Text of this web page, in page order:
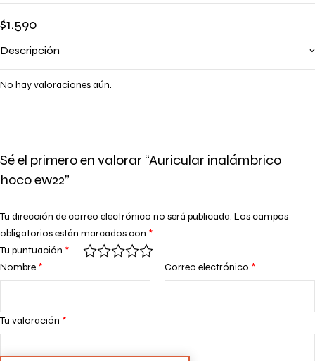
$1.590
Descripción
No hay valoraciones aún.
Sé el primero en valorar “Auricular inalámbrico
hoco ew22”
Tu dirección de correo electrónico no será publicada. Los campos
obligatorios están marcados con *
Tu puntuación *
Tu valoración *
Nombre * Correo electrónico *